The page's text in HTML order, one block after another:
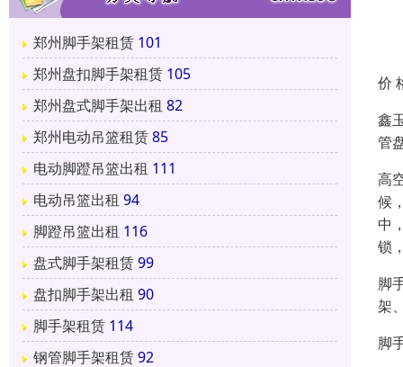
郑州脚手架租赁 101
郑州盘扣脚手架租赁 105
郑州盘式脚手架出租 82
郑州电动吊篮租赁85
电动脚蹬吊篮出租 111
电动吊篮出租 94
脚蹬吊篮出租 116
盘式脚手架租赁99
盘扣脚手架出租 90
脚手架租赁 114
钢管脚手架租赁92
价
鑫
管
高
候
中
锁
脚
架
脚